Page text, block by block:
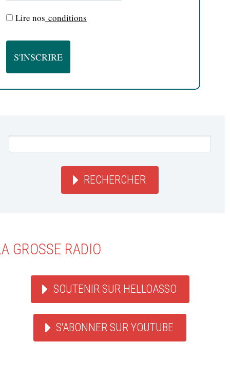
Lire nos conditions
RECHERCHER
GROSSE RADIO
SOUTENIR SUR HELLOASSO
S'ABONNER SUR YOUTUBE